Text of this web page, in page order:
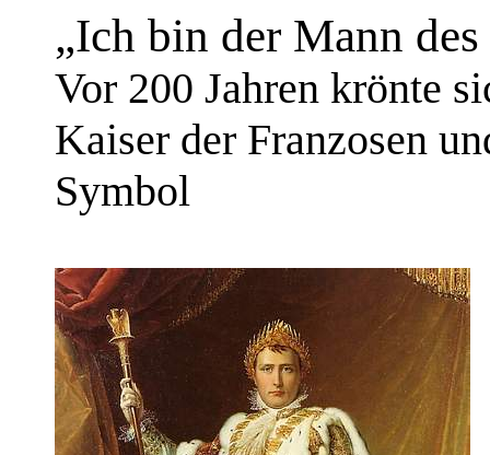
„Ich bin der Mann des
Vor 200 Jahren krönte
Kaiser der Franzosen
Symbol